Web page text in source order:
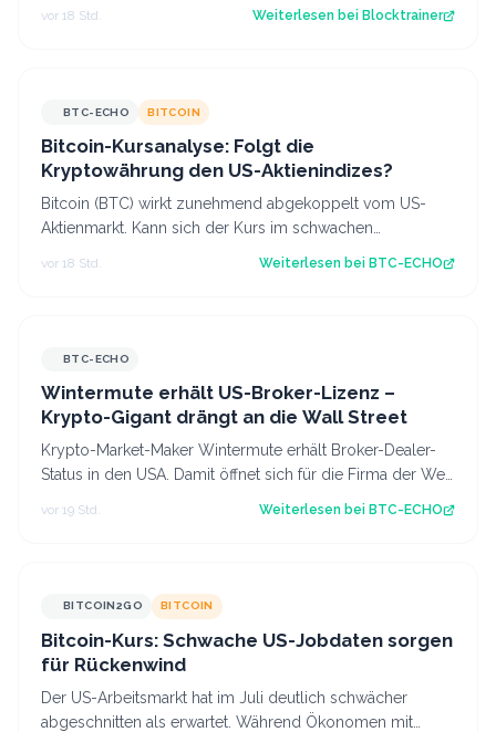
vor 18 Std. Weiterlesen bei Blocktrainer
BTC-ECHO BITCOIN
Bitcoin-Kursanalyse: Folgt die
Kryptowährung den US-Aktienindizes?
Bitcoin (BTC) wirkt zunehmend abgekoppelt vom US-
Aktienmarkt. Kann sich der Kurs im schwachen
vor 18 Std. Weiterlesen bei BTC-ECHO
BTC-ECHO
Wintermute erhält US-Broker-Lizenz –
Krypto-Gigant drängt an die Wall Street
Krypto-Market-Maker Wintermute erhält Broker-Dealer-
Status in den USA. Damit öffnet sich für die Firma der Weg
vor 19 Std. Weiterlesen bei BTC-ECHO
BITCOIN2GO BITCOIN
Bitcoin-Kurs: Schwache US-Jobdaten sorgen
für Rückenwind
Der US-Arbeitsmarkt hat im Juli deutlich schwächer
abgeschnitten als erwartet. Während Ökonomen mit